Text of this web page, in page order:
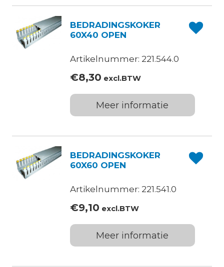
BEDRADINGSKOKER
60X40 OPEN
Artikelnummer: 221.544.0
€8,30 excl.BTW
Meer informatie
BEDRADINGSKOKER
60X60 OPEN
Artikelnummer: 221.541.0
€9,10 excl.BTW
Meer informatie